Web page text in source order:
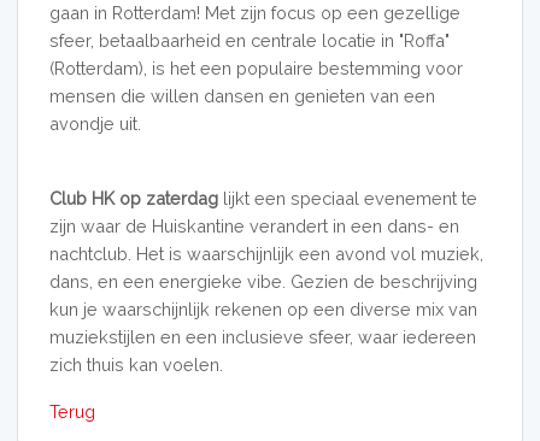
gaan in Rotterdam! Met zijn focus op een gezellige
sfeer, betaalbaarheid en centrale locatie in "Roffa"
(Rotterdam), is het een populaire bestemming voor
mensen die willen dansen en genieten van een
avondje uit.
Club HK op zaterdaglijkt een speciaal evenement te
zijn waar de Huiskantine verandert in een dans- en
nachtclub. Het is waarschijnlijk een avond vol muziek,
dans, en een energieke vibe. Gezien de beschrijving
kun je waarschijnlijk rekenen op een diverse mix van
muziekstijlen en een inclusieve sfeer, waar iedereen
zich thuis kan voelen.
Terug